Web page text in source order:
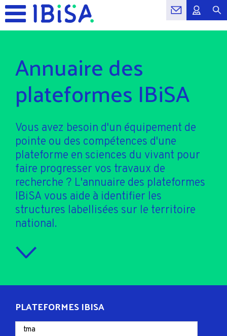
Annuaire des
plateformes IBiSA
Vous avez besoin d'un équipement de
pointe ou des compétences d'une
plateforme en sciences du vivant pour
faire progresser vos travaux de
recherche ? L'annuaire des plateformes
IBiSA vous aide à identifier les
structures labellisées sur le territoire
national.
PLATEFORMES IBISA